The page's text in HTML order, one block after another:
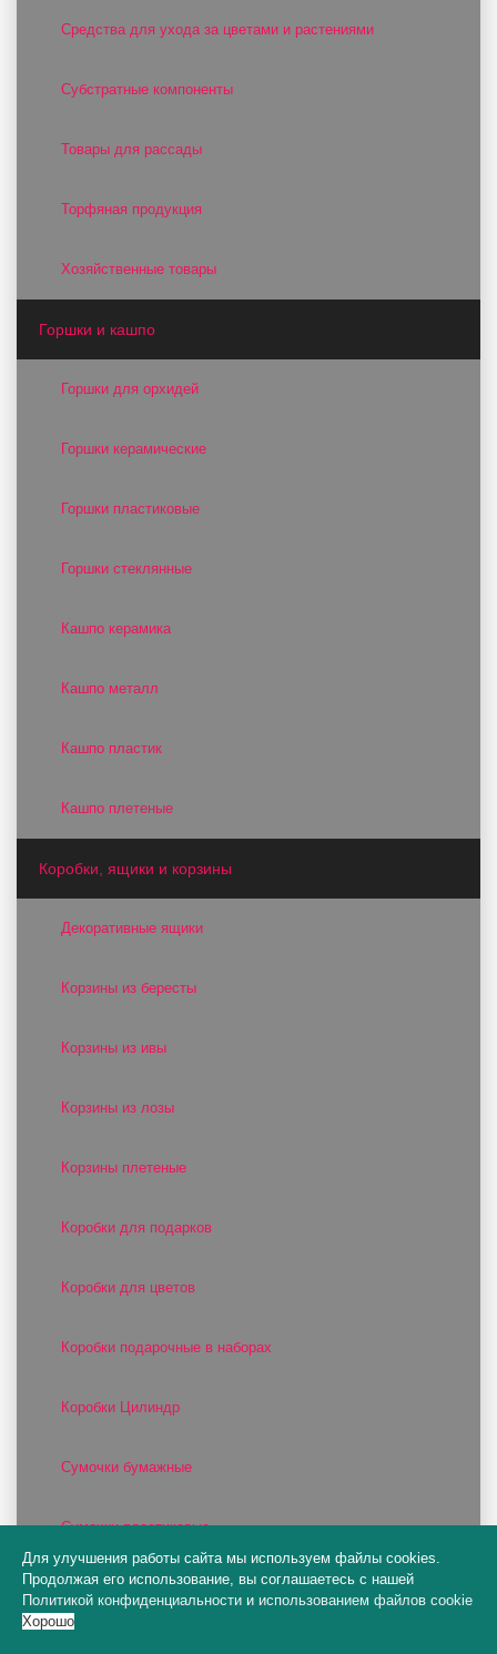
Средства для ухода за цветами и растениями
Субстратные компоненты
Товары для рассады
Торфяная продукция
Хозяйственные товары
Горшки и кашпо
Горшки для орхидей
Горшки керамические
Горшки пластиковые
Горшки стеклянные
Кашпо керамика
Кашпо металл
Кашпо пластик
Кашпо плетеные
Коробки, ящики и корзины
Декоративные ящики
Корзины из бересты
Корзины из ивы
Корзины из лозы
Корзины плетеные
Коробки для подарков
Коробки для цветов
Коробки подарочные в наборах
Коробки Цилиндр
Сумочки бумажные
Сумочки пластиковые
Цилиндры и конусы для цветов
Для улучшения работы сайта мы используем файлы cookies.
Продолжая его использование, вы соглашаетесь с нашей
Политикой конфиденциальности и использованием файлов cookie
Хорошо